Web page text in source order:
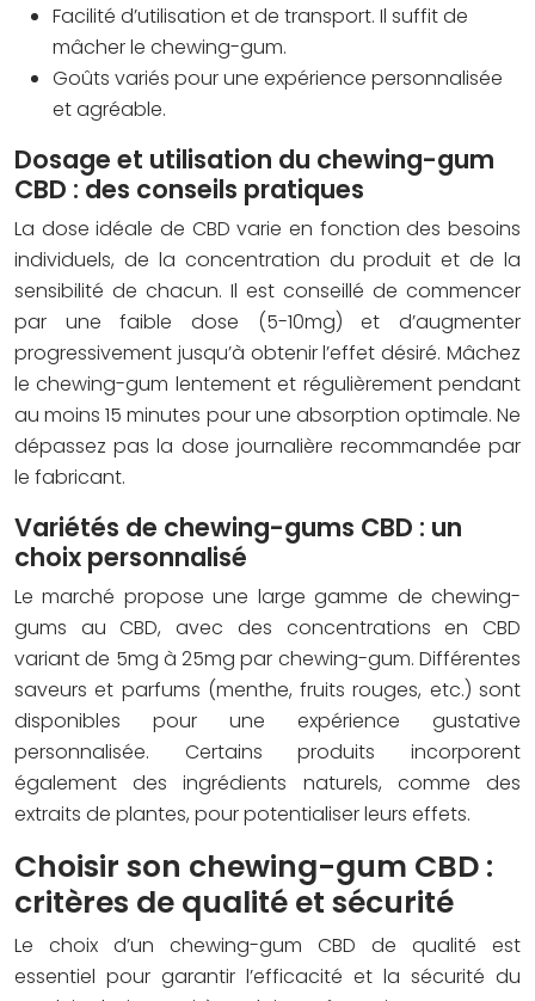
Facilité d’utilisation et de transport. Il suffit de
mâcher le chewing-gum.
Goûts variés pour une expérience personnalisée
et agréable.
Dosage et utilisation du chewing-gum
CBD : des conseils pratiques
La dose idéale de CBD varie en fonction des besoins
individuels, de la concentration du produit et de la
sensibilité de chacun. Il est conseillé de commencer
par une faible dose (5-10mg) et d’augmenter
progressivement jusqu’à obtenir l’effet désiré. Mâchez
le chewing-gum lentement et régulièrement pendant
au moins 15 minutes pour une absorption optimale. Ne
dépassez pas la dose journalière recommandée par
le fabricant.
Variétés de chewing-gums CBD : un
choix personnalisé
Le marché propose une large gamme de chewing-
gums au CBD, avec des concentrations en CBD
variant de 5mg à 25mg par chewing-gum. Différentes
saveurs et parfums (menthe, fruits rouges, etc.) sont
disponibles pour une expérience gustative
personnalisée. Certains produits incorporent
également des ingrédients naturels, comme des
extraits de plantes, pour potentialiser leurs effets.
Choisir son chewing-gum CBD :
critères de qualité et sécurité
Le choix d’un chewing-gum CBD de qualité est
essentiel pour garantir l’efficacité et la sécurité du